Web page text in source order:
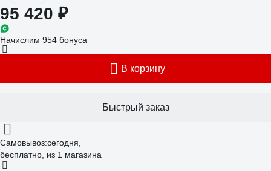
95 420 ₽
Начислим 954 бонуса
В корзину
Быстрый заказ
Самовывоз:сегодня,
бесплатно , из 1 магазина